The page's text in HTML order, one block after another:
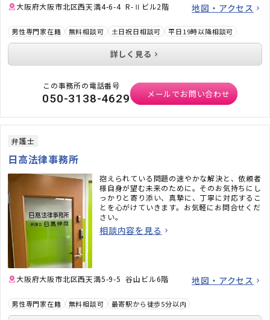
大阪府大阪市北区西天満4-6-4 R-Ⅱビル2階 地図・アクセス
男性専門家在籍 無料相談可 土日祝日相談可 平日19時以降相談可
詳しく見る
この事務所の電話番号
050-3138-4629 メールでお問い合わせ
弁護士
日高法律事務所
抱えられている問題の速やかな解決と、依頼者
様自身が望む未来のために。そのお気持ちにし
っかりと寄り添い、真摯に、丁寧に対応するこ
とを心がけていきます。お気軽にお問合せくだ
さい。
相談内容を見る
大阪府大阪市北区西天満5-9-5 谷山ビル6階 地図・アクセス
男性専門家在籍 無料相談可 最寄駅から徒歩5分以内